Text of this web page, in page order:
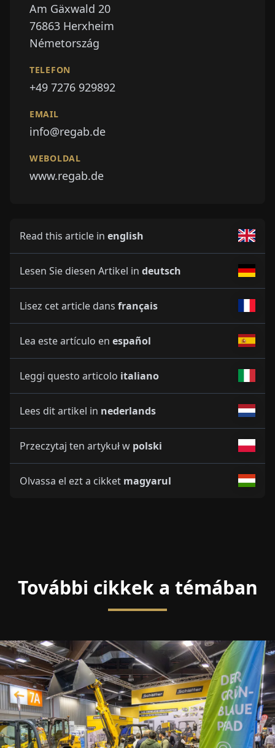
Am Gäxwald 20
76863 Herxheim
Németország
TELEFON
+49 7276 929892
EMAIL
info@regab.de
WEBOLDAL
www.regab.de
Read this article in english
Lesen Sie diesen Artikel in deutsch
Lisez cet article dans français
Lea este artículo en español
Leggi questo articolo italiano
Lees dit artikel in nederlands
Przeczytaj ten artykuł w polski
Olvassa el ezt a cikket magyarul
További cikkek a témában